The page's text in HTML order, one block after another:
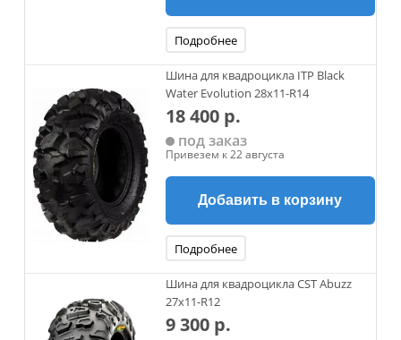
Подробнее
Шина для квадроцикла ITP Black
Water Evolution 28x11-R14
18 400 р.
под заказ
Привезем к 22 августа
Добавить в корзину
Подробнее
Шина для квадроцикла CST Abuzz
27x11-R12
9 300 р.